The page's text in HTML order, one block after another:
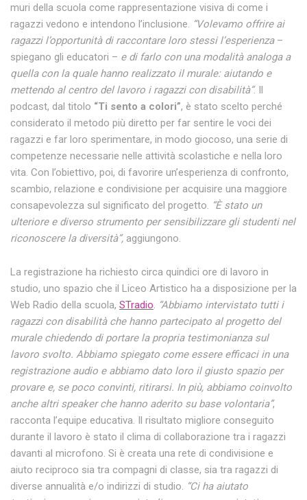
muri della scuola come rappresentazione visiva di come i
ragazzi vedono e intendono l’inclusione.
“Volevamo offrire ai
ragazzi l’opportunità di raccontare loro stessi l’esperienza–
spiegano gli educatori – e di farlo con una modalità analoga a
quella con la quale hanno realizzato il murale: aiutando e
mettendo al centro del lavoro i ragazzi con disabilità”. Il
podcast, dal titolo “Ti sento a colori”, è stato scelto perché
considerato il metodo più diretto per far sentire le voci dei
ragazzi e far loro sperimentare, in modo giocoso, una serie di
competenze necessarie nelle attività scolastiche e nella loro
vita. Con l’obiettivo, poi, di favorire un’esperienza di confronto,
scambio, relazione e condivisione per acquisire una maggiore
consapevolezza sul significato del progetto.
“È stato un
ulteriore e diverso strumento per sensibilizzare gli studenti nel
riconoscere la diversità”, aggiungono.
La registrazione ha richiesto circa quindici ore di lavoro in
studio, uno spazio che il Liceo Artistico ha a disposizione per la
Web Radio della scuola, STradio
“Abbiamo intervistato tutti i
ragazzi con disabilità che hanno partecipato al progetto del
murale chiedendo di portare la propria testimonianza sul
lavoro svolto. Abbiamo spiegato come essere efficaci in una
registrazione audio e abbiamo dato loro il giusto spazio per
provare e, se poco convinti, ritirarsi. In più, abbiamo coinvolto
anche altri speaker che hanno aderito su base volontaria”,
racconta l’equipe educativa. Il risultato migliore conseguito
durante il lavoro è stato il clima di collaborazione tra i ragazzi
davanti al microfono. Si è creata una rete di condivisione e
aiuto reciproco sia tra compagni di classe, sia tra ragazzi di
diverse annualità e/o indirizzi di studio.
“Ci ha aiutato